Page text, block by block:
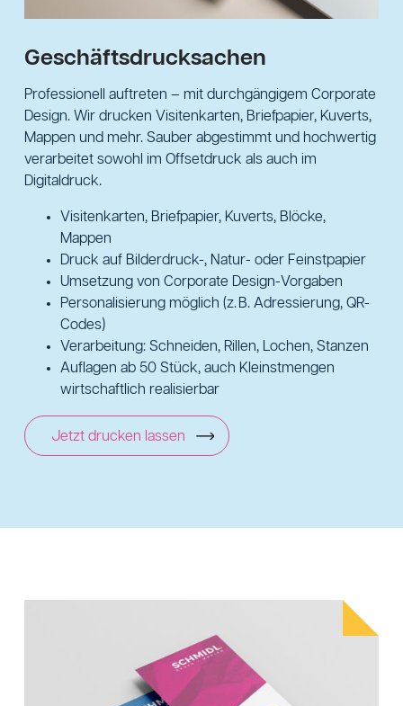
Geschäftsdrucksachen
Professionell auftreten – mit durchgängigem Corporate
Design. Wir drucken Visitenkarten, Briefpapier, Kuverts,
Mappen und mehr. Sauber abgestimmt und hochwertig
verarbeitet sowohl im Offsetdruck als auch im
Digitaldruck.
Visitenkarten, Briefpapier, Kuverts, Blöcke,
Mappen
Druck auf Bilderdruck-, Natur- oder Feinstpapier
Umsetzung von Corporate Design-Vorgaben
Personalisierung möglich (z. B. Adressierung, QR-
Codes)
Verarbeitung: Schneiden, Rillen, Lochen, Stanzen
Auflagen ab 50 Stück, auch Kleinstmengen
wirtschaftlich realisierbar
Jetzt drucken lassen